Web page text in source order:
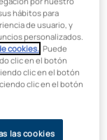
el sector:
de análisis y
fisiológica, el
hábitos para
de usuario, y
personalizados.
cookies. . Puede
clic en el botón
clic en el botón
clic en el botón
las cookies